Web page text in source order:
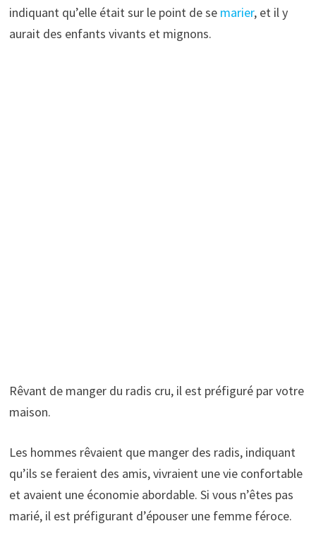
indiquant qu’elle était sur le point de se marier, et il y
aurait des enfants vivants et mignons.
Rêvant de manger du radis cru, il est préfiguré par votre
maison.
Les hommes rêvaient que manger des radis, indiquant
qu’ils se feraient des amis, vivraient une vie confortable
et avaient une économie abordable. Si vous n’êtes pas
marié, il est préfigurant d’épouser une femme féroce.